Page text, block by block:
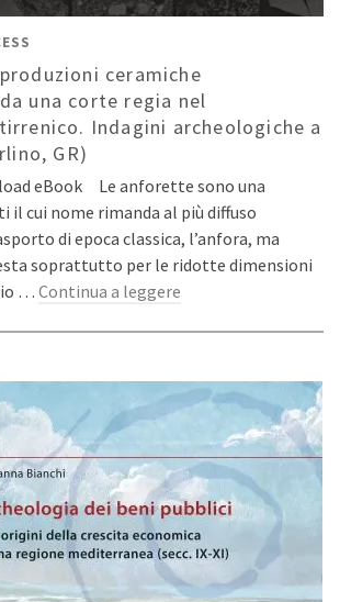
ceramiche
una corte regia nel
Indagini archeologiche a
GR)
eBook Le anforette sono una
il cui nome rimanda al più diffuso
di epoca classica, l’anfora, ma
soprattutto per le ridotte dimensioni
… Continua a leggere